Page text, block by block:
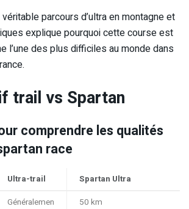
véritable parcours d’ultra en montagne et
explique pourquoi cette course est
l’une des plus difficiles au monde dans
trail vs Spartan
comprendre les qualités
race
Ultra-trail
Spartan Ultra
Généralemen
50 km